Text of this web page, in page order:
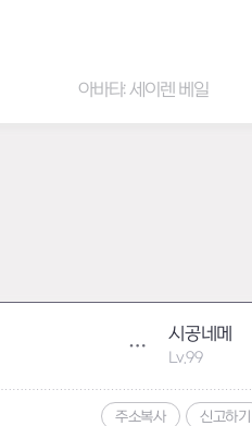
아바타: 세이렌 베일
시공네메
Lv.99
주소복사 신고하기